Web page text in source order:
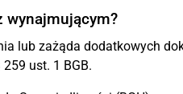
wynajmującym?
lub zażąda dodatkowych
ust. 1 BGB.